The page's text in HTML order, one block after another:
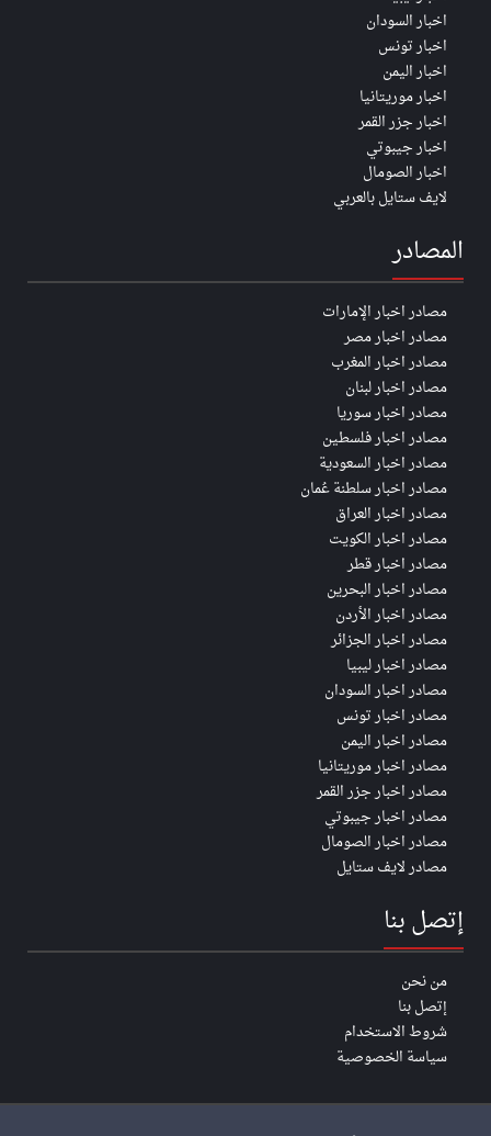
اخبار السودان
اخبار تونس
اخبار اليمن
اخبار موريتانيا
اخبار جزر القمر
اخبار جيبوتي
اخبار الصومال
لايف ستايل بالعربي
المصادر
مصادر اخبار الإمارات
مصادر اخبار مصر
مصادر اخبار المغرب
مصادر اخبار لبنان
مصادر اخبار سوريا
مصادر اخبار فلسطين
مصادر اخبار السعودية
مصادر اخبار سلطنة عُمان
مصادر اخبار العراق
مصادر اخبار الكويت
مصادر اخبار قطر
مصادر اخبار البحرين
مصادر اخبار الأردن
مصادر اخبار الجزائر
مصادر اخبار ليبيا
مصادر اخبار السودان
مصادر اخبار تونس
مصادر اخبار اليمن
مصادر اخبار موريتانيا
مصادر اخبار جزر القمر
مصادر اخبار جيبوتي
مصادر اخبار الصومال
مصادر لايف ستايل
إتصل بنا
من نحن
إتصل بنا
شروط الاستخدام
سياسة الخصوصية